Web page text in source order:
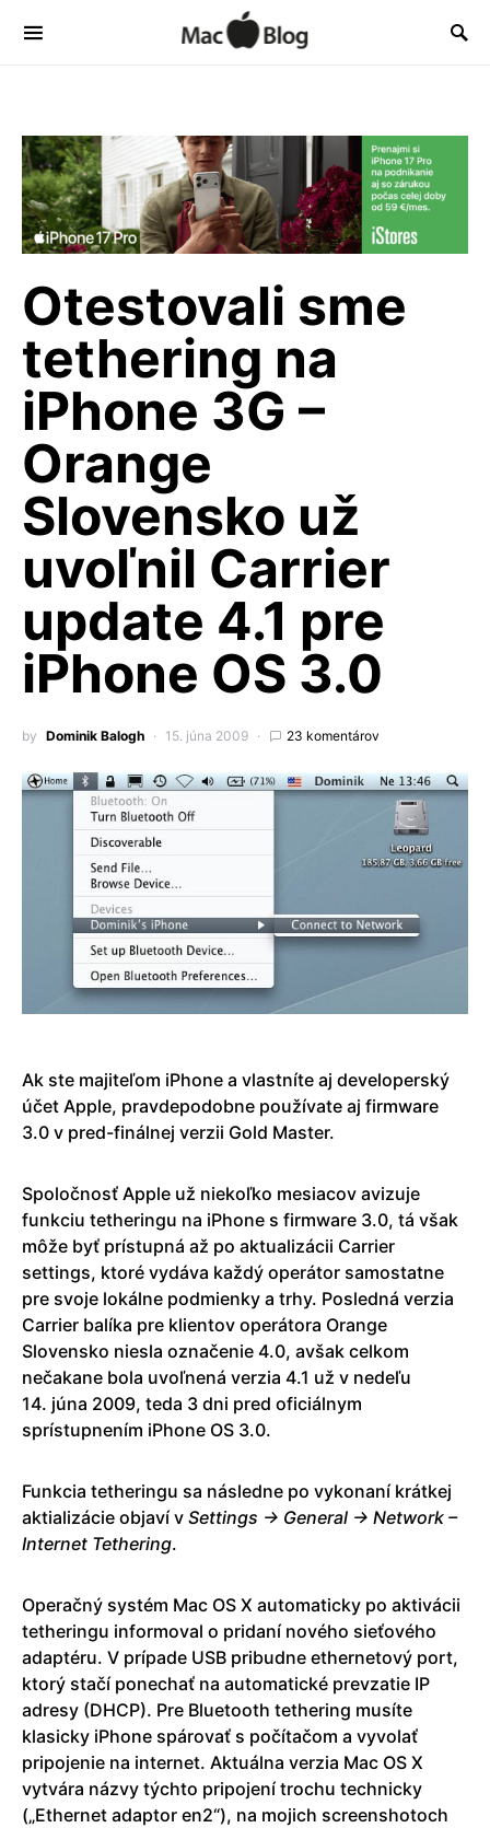
Otestovali sme
tethering na
iPhone 3G –
Orange
Slovensko už
uvoľnil Carrier
update 4.1 pre
iPhone OS 3.0
by Dominik Balogh 15. júna 2009 23 komentárov
Ak ste majiteľom iPhone a vlastníte aj developerský
účet Apple, pravdepodobne používate aj firmware
3.0 v pred-finálnej verzii Gold Master.
Spoločnosť Apple už niekoľko mesiacov avizuje
funkciu tetheringu na iPhone s firmware 3.0, tá však
môže byť prístupná až po aktualizácii Carrier
settings, ktoré vydáva každý operátor samostatne
pre svoje lokálne podmienky a trhy. Posledná verzia
Carrier balíka pre klientov operátora Orange
Slovensko niesla označenie 4.0, avšak celkom
nečakane bola uvoľnená verzia 4.1 už v nedeľu
14. júna 2009, teda 3 dni pred oficiálnym
sprístupnením iPhone OS 3.0.
Funkcia tetheringu sa následne po vykonaní krátkej
aktializácie objaví v Settings → General → Network –
Internet Tethering.
Operačný systém Mac OS X automaticky po aktivácii
tetheringu informoval o pridaní nového sieťového
adaptéru. V prípade USB pribudne ethernetový port,
ktorý stačí ponechať na automatické prevzatie IP
adresy (DHCP). Pre Bluetooth tethering musíte
klasicky iPhone spárovať s počítačom a vyvolať
pripojenie na internet. Aktuálna verzia Mac OS X
vytvára názvy týchto pripojení trochu technicky
(„Ethernet adaptor en2“), na mojich screenshotoch